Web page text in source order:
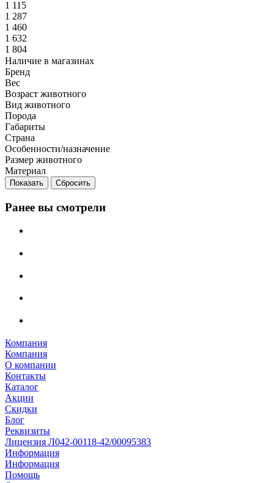
1 115
1 287
1 460
1 632
1 804
Наличие в магазинах
Бренд
Вес
Возраст животного
Вид животного
Порода
Габариты
Страна
Особенности/назначение
Размер животного
Материал
Сбросить
Ранее вы смотрели
Компания
Компания
О компании
Контакты
Каталог
Акции
Скидки
Блог
Реквизиты
Лицензия Л042-00118-42/00095383
Информация
Информация
Помощь